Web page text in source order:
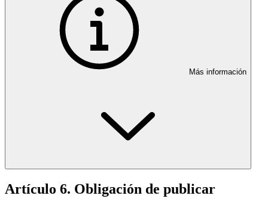
Más información
Artículo 6. Obligación de publicar